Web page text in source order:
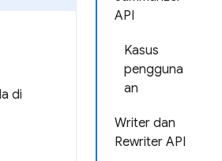
API
Kasus
pengguna
an
Writer dan
Rewriter API
di